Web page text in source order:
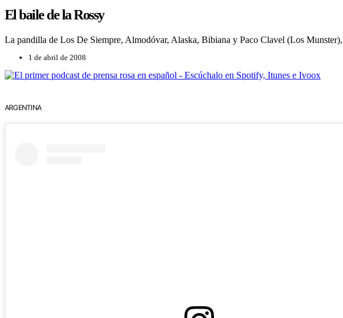
El baile de la Rossy
La pandilla de Los De Siempre, Almodóvar, Alaska, Bibiana y Paco Clavel (Los
1 de abril de 2008
ARGENTINA